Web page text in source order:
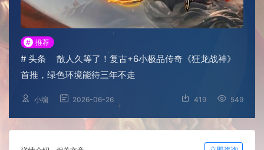
# 推荐
# 头条
散人久等了！复古+6小极品传奇《狂龙战神》
首推，绿色环境能待三年不走
小编 2026-06-26 419 549